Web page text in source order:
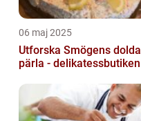
06 maj 2025
Utforska Smögens dolda
pärla - delikatessbutiken